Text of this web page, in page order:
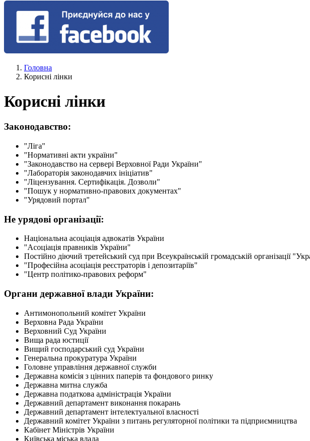
Головна
Корисні лінки
Корисні лінки
Законодавство:
"Ліга"
"Нормативні акти україни"
"Законодавство на сервері Верховної Ради України"
"Лабораторія законодавчих ініціатив"
"Ліцензування. Сертифікація. Дозволи"
"Пошук у нормативно-правових документах"
"Урядовий портал"
Не урядові організації:
Національна асоціація адвокатів України
"Асоціація правників України"
Постійно діючий третейський суд при Всеукраїнській громадській організації
"Професійна асоціація реєстраторів і депозитаріїв"
"Центр політико-правових реформ"
Органи державної влади України:
Антимонопольний комітет України
Верховна Рада України
Верховний Суд України
Вища рада юстиції
Вищий господарський суд України
Генеральна прокуратура України
Головне управління державної служби
Державна комісія з цінних паперів та фондового ринку
Державна митна служба
Державна податкова адміністрація України
Державний департамент виконання покарань
Державний департамент інтелектуальної власності
Державний комітет України з питань регуляторної політики та підприємництва
Кабінет Міністрів України
Київська мiська влада